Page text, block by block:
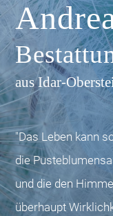
aus Idar-
"Das Leben kann
die
und die den
überhaupt